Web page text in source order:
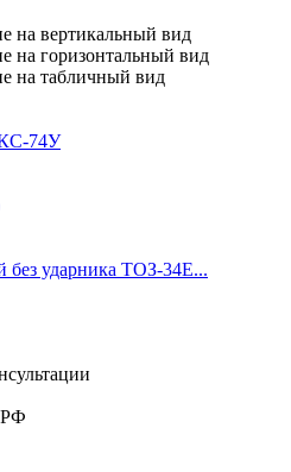
74У
без ударника ТОЗ-34Е...
РФ